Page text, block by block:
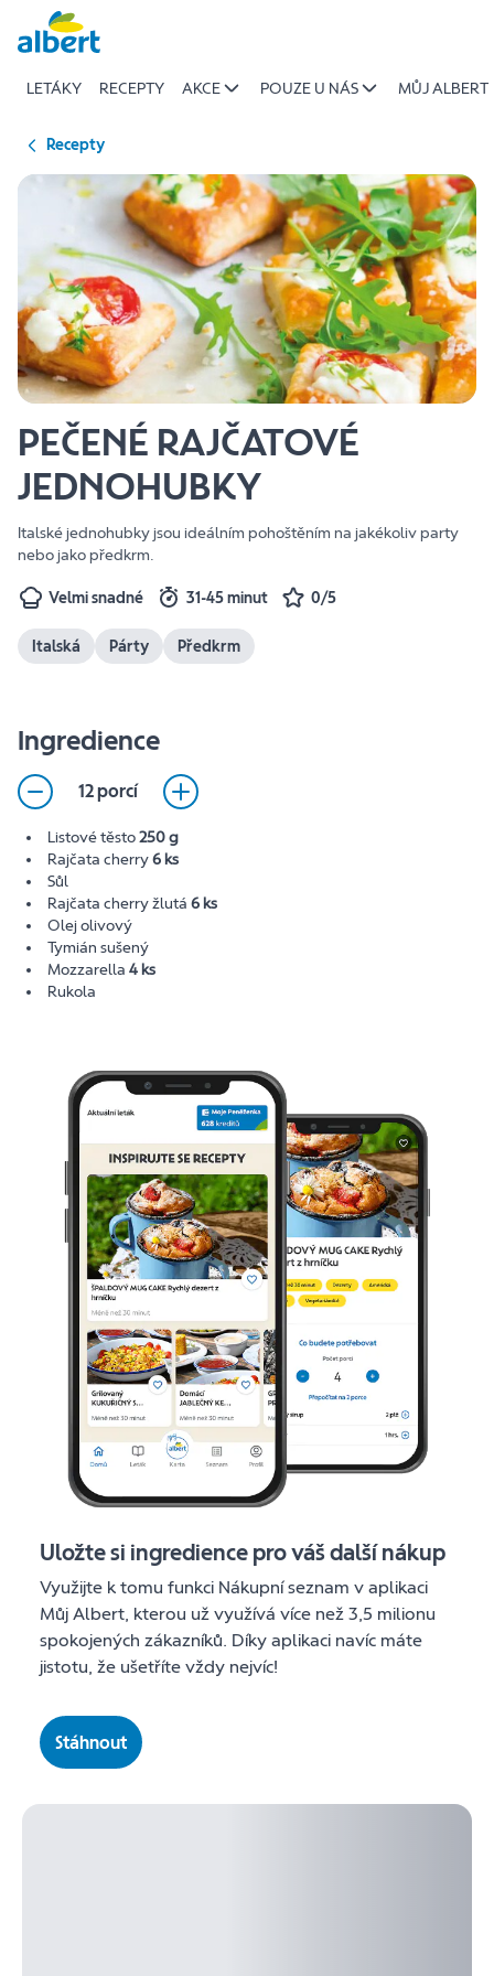
Přeskočit
LETÁKY RECEPTY AKCE POUZE U NÁS MŮJ ALBERT
Recepty
PEČENÉ RAJČATOVÉ
JEDNOHUBKY
Italské jednohubky jsou ideálním pohoštěním na jakékoliv party
nebo jako předkrm.
Velmi snadné 31-45 minut 0/5
Italská Párty Předkrm
Ingredience
12 porcí
Listové těsto250 g
Rajčata cherry6 ks
Sůl
Rajčata cherry žlutá 6 ks
Olej olivový
Tymián sušený
Mozzarella 4 ks
Rukola
Uložte si ingredience pro váš další nákup
Využijte k tomu funkci Nákupní seznam v aplikaci
Můj Albert, kterou už využívá více než 3,5 milionu
spokojených zákazníků. Díky aplikaci navíc máte
jistotu, že ušetříte vždy nejvíc!
Stáhnout